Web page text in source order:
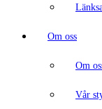
Om oss
Om
Vår